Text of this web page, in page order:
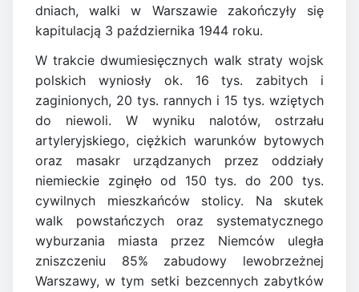
dniach, walki w Warszawie zakończyły się
kapitulacją 3 października 1944 roku.
W trakcie dwumiesięcznych walk straty wojsk
polskich wyniosły ok. 16 tys. zabitych i
zaginionych, 20 tys. rannych i 15 tys. wziętych
do niewoli. W wyniku nalotów, ostrzału
artyleryjskiego, ciężkich warunków bytowych
oraz masakr urządzanych przez oddziały
niemieckie zginęło od 150 tys. do 200 tys.
cywilnych mieszkańców stolicy. Na skutek
walk powstańczych oraz systematycznego
wyburzania miasta przez Niemców uległa
zniszczeniu 85% zabudowy lewobrzeżnej
Warszawy, w tym setki bezcennych zabytków